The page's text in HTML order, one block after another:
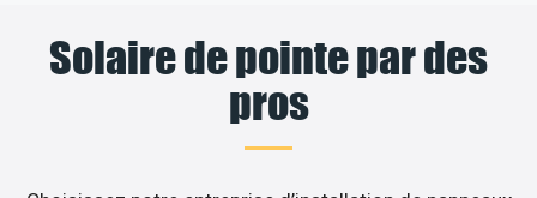
Solaire de pointe par des
pros